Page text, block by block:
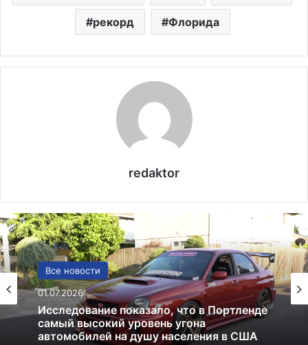
рекорд Флорида
redaktor
США
13.06.2025
Америка имеет огромный избыток сыра